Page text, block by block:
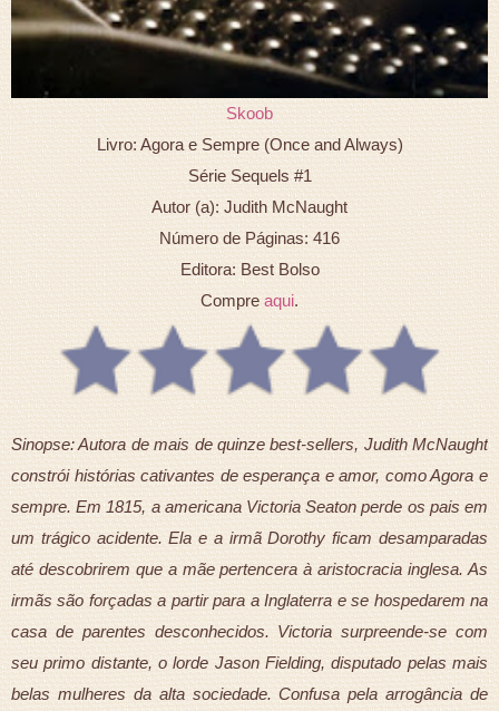
Skoob
Livro: Agora e Sempre (Once and Always)
Série Sequels #1
Autor (a): Judith McNaught
Número de Páginas: 416
Editora: Best Bolso
Compre aqui.
Sinopse: Autora de mais de quinze best-sellers, Judith McNaught
constrói histórias cativantes de esperança e amor, como Agora e
sempre. Em 1815, a americana Victoria Seaton perde os pais em
um trágico acidente. Ela e a irmã Dorothy ficam desamparadas
até descobrirem que a mãe pertencera à aristocracia inglesa. As
irmãs são forçadas a partir para a Inglaterra e se hospedarem na
casa de parentes desconhecidos. Victoria surpreende-se com
seu primo distante, o lorde Jason Fielding, disputado pelas mais
belas mulheres da alta sociedade. Confusa pela arrogância de